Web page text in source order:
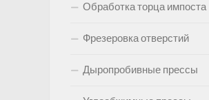
Обработка торца импоста
Фрезеровка отверстий
Дыропробивные прессы